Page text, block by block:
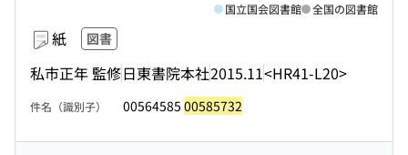
紙 図書
私市正年 監修日東書院本社2015.11<HR41-L20>
国立国会図書館 全国の図書館
件名（識別子） 00564585 00585732